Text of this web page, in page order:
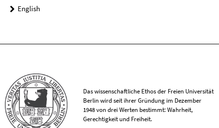
English
Das wissenschaftliche Ethos der Freien Universität
Berlin wird seit ihrer Gründung im Dezember
1948 von drei Werten bestimmt: Wahrheit,
Gerechtigkeit und Freiheit.